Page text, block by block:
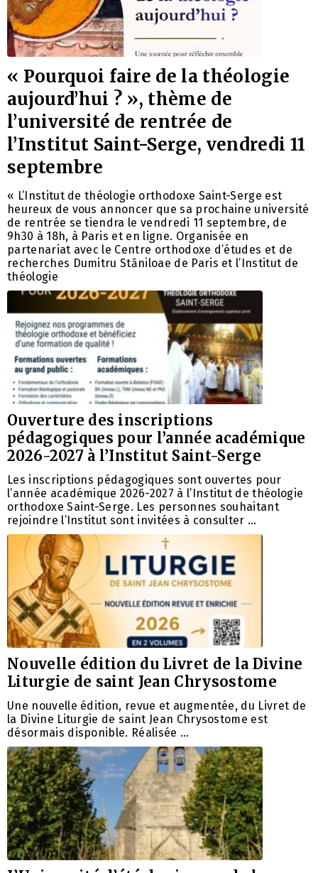
« Pourquoi faire de la théologie
aujourd’hui ? », thème de
l’université de rentrée de
l’Institut Saint-Serge, vendredi 11
septembre
« L’Institut de théologie orthodoxe Saint-Serge est
heureux de vous annoncer que sa prochaine université
de rentrée se tiendra le vendredi 11 septembre, de
9h30 à 18h, à Paris et en ligne. Organisée en
partenariat avec le Centre orthodoxe d’études et de
recherches Dumitru Stăniloae de Paris et l’Institut de
théologie
Ouverture des inscriptions
pédagogiques pour l’année académique
2026-2027 à l’Institut Saint-Serge
Les inscriptions pédagogiques sont ouvertes pour
l’année académique 2026-2027 à l’Institut de théologie
orthodoxe Saint-Serge. Les personnes souhaitant
rejoindre l’Institut sont invitées à consulter …
Nouvelle édition du Livret de la Divine
Liturgie de saint Jean Chrysostome
Une nouvelle édition, revue et augmentée, du Livret de
la Divine Liturgie de saint Jean Chrysostome est
désormais disponible. Réalisée …